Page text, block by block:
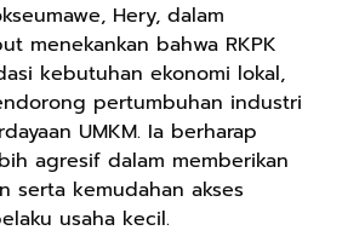
Hery, dalam
menekankan bahwa RKPK
kebutuhan ekonomi lokal,
pertumbuhan industri
UMKM. Ia berharap
agresif dalam memberikan
serta kemudahan akses
usaha kecil.